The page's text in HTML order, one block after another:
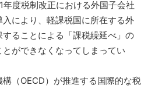
年度税制改正における外国子会社
により、軽課税国に所在する外
ることによる「課税繰延べ」の
ができなくなってしまってい
（OECD）が推進する国際的な税